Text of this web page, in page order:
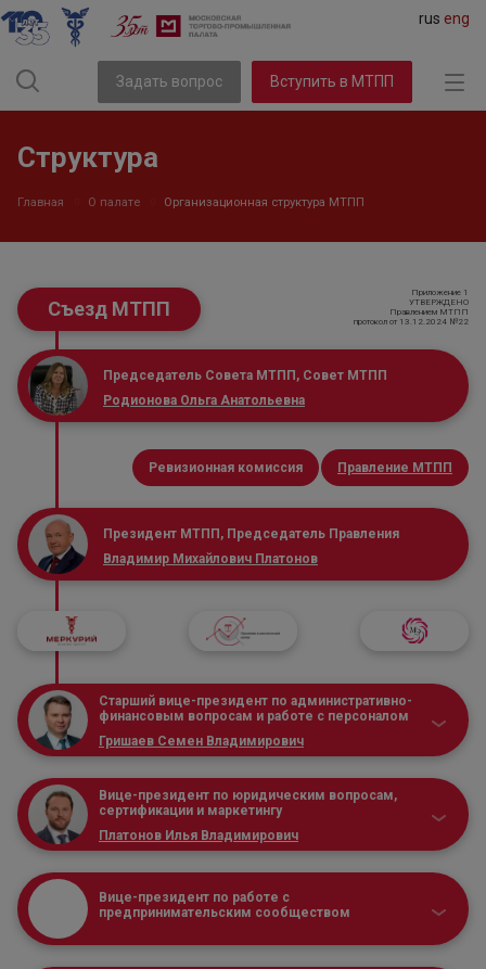
rus eng
Задать вопрос Вступить в МТПП
Структура
Главная О палате Организационная структура МТПП
Приложение 1
УТВЕРЖДЕНО
Правлением МТПП
протокол от 13.12.2024 №22
Съезд МТПП
Председатель Совета МТПП, Совет МТПП
Родионова Ольга Анатольевна
Президент МТПП, Председатель Правления
Владимир Михайлович Платонов
Правление МТПП
Ревизионная комиссия
Старший вице-президент по административно-
финансовым вопросам и работе с персоналом
Гришаев Семен Владимирович
Вице-президент по юридическим вопросам,
сертификации и маркетингу
Платонов Илья Владимирович
Вице-президент по работе с
предпринимательским сообществом